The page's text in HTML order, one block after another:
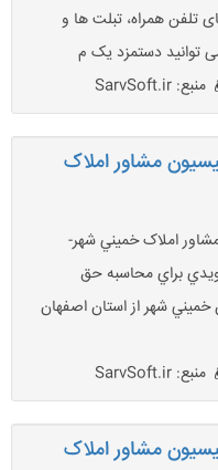
تلفن همراه، تبلت ها و
توانید دستمزد یک م
منبع: SarvSoft.ir
مشاور املاک
املاک خميني شهر-
براي محاسبه حق
شهر از استان اصفهان
منبع: SarvSoft.ir
مشاور املاک